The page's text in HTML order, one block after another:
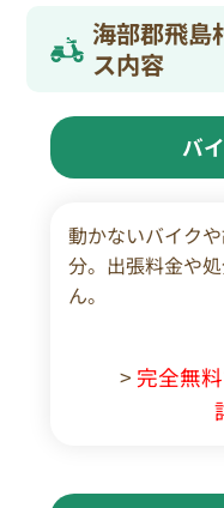
海部郡飛島
ス内容
バ
動かないバイク
分。出張料金や
ん。
> 完全無